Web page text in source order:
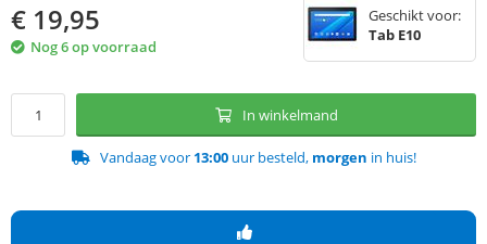
€ 19,95
Nog 6 op voorraad
Geschikt voor:
Tab E10
In winkelmand
Vandaag voor 13:00uur besteld, morgen in huis!